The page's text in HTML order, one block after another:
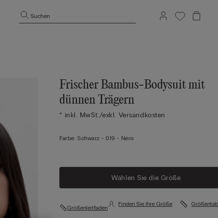
Suchen
Frischer Bambus-Bodysuit mit
dünnen Trägern
* inkl. MwSt./exkl. Versandkosten
Farbe: Schwarz -019 - Nero
Wählen Sie die Größe
Größenleitfaden
Finden Sie Ihre Größe